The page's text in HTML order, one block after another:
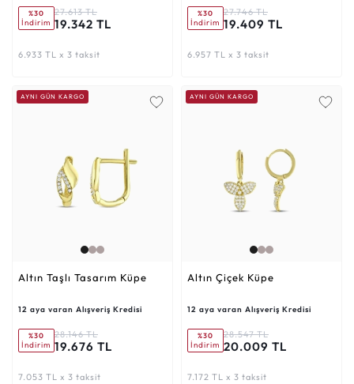
%30
İndirim
27.613 TL
19.342 TL
6.933 TL x 3 taksit
%30
İndirim
27.746 TL
19.409 TL
6.957 TL x 3 taksit
AYNI GÜN KARGO
Altın Taşlı Tasarım Küpe
12 aya varan Alışveriş Kredisi
%30
İndirim
28.146 TL
19.676 TL
7.053 TL x 3 taksit
AYNI GÜN KARGO
Altın Çiçek Küpe
12 aya varan Alışveriş Kredisi
%30
İndirim
28.547 TL
20.009 TL
7.172 TL x 3 taksit